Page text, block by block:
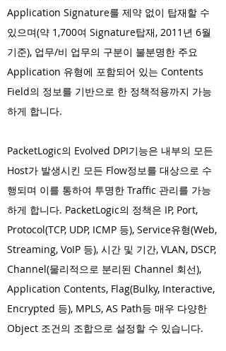
Application Signature를 제약 없이 탑재할 수
있으며(약 1,700여 Signature탑재, 2011년 6월
기준), 업무/비 업무의 구분이 불분명한 주요
Application 유형에 포함되어 있는 Contents
Field의 정보를 기반으로 한 정책적용까지 가능
하게 합니다.
PacketLogic의 Evolved DPI기능은 내부의 모든
Host가 발생시킨 모든 Flow정보를 대상으로 수
행되며 이를 통하여 투명한 Traffic 관리를 가능
하게 합니다. PacketLogic의 정책은 IP, Port,
Protocol(TCP, UDP, ICMP 등), Service유형(Web,
Streaming, VoIP 등), 시간 및 기간, VLAN, DSCP,
Channel(물리적으로 분리된 Channel 회선),
Application Contents, Flag(Bulky, Interactive,
Encrypted 등), MPLS, AS Path등 매우 다양한
Object 조건의 조합으로 설정할 수 있습니다.